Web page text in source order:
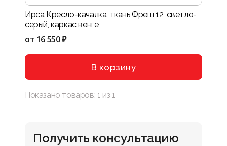
Ирса Кресло-качалка, ткань Фреш 12, светло-
серый, каркас венге
от 16 550 ₽
В корзину
Показано товаров: 1 из 1
Получить консультацию